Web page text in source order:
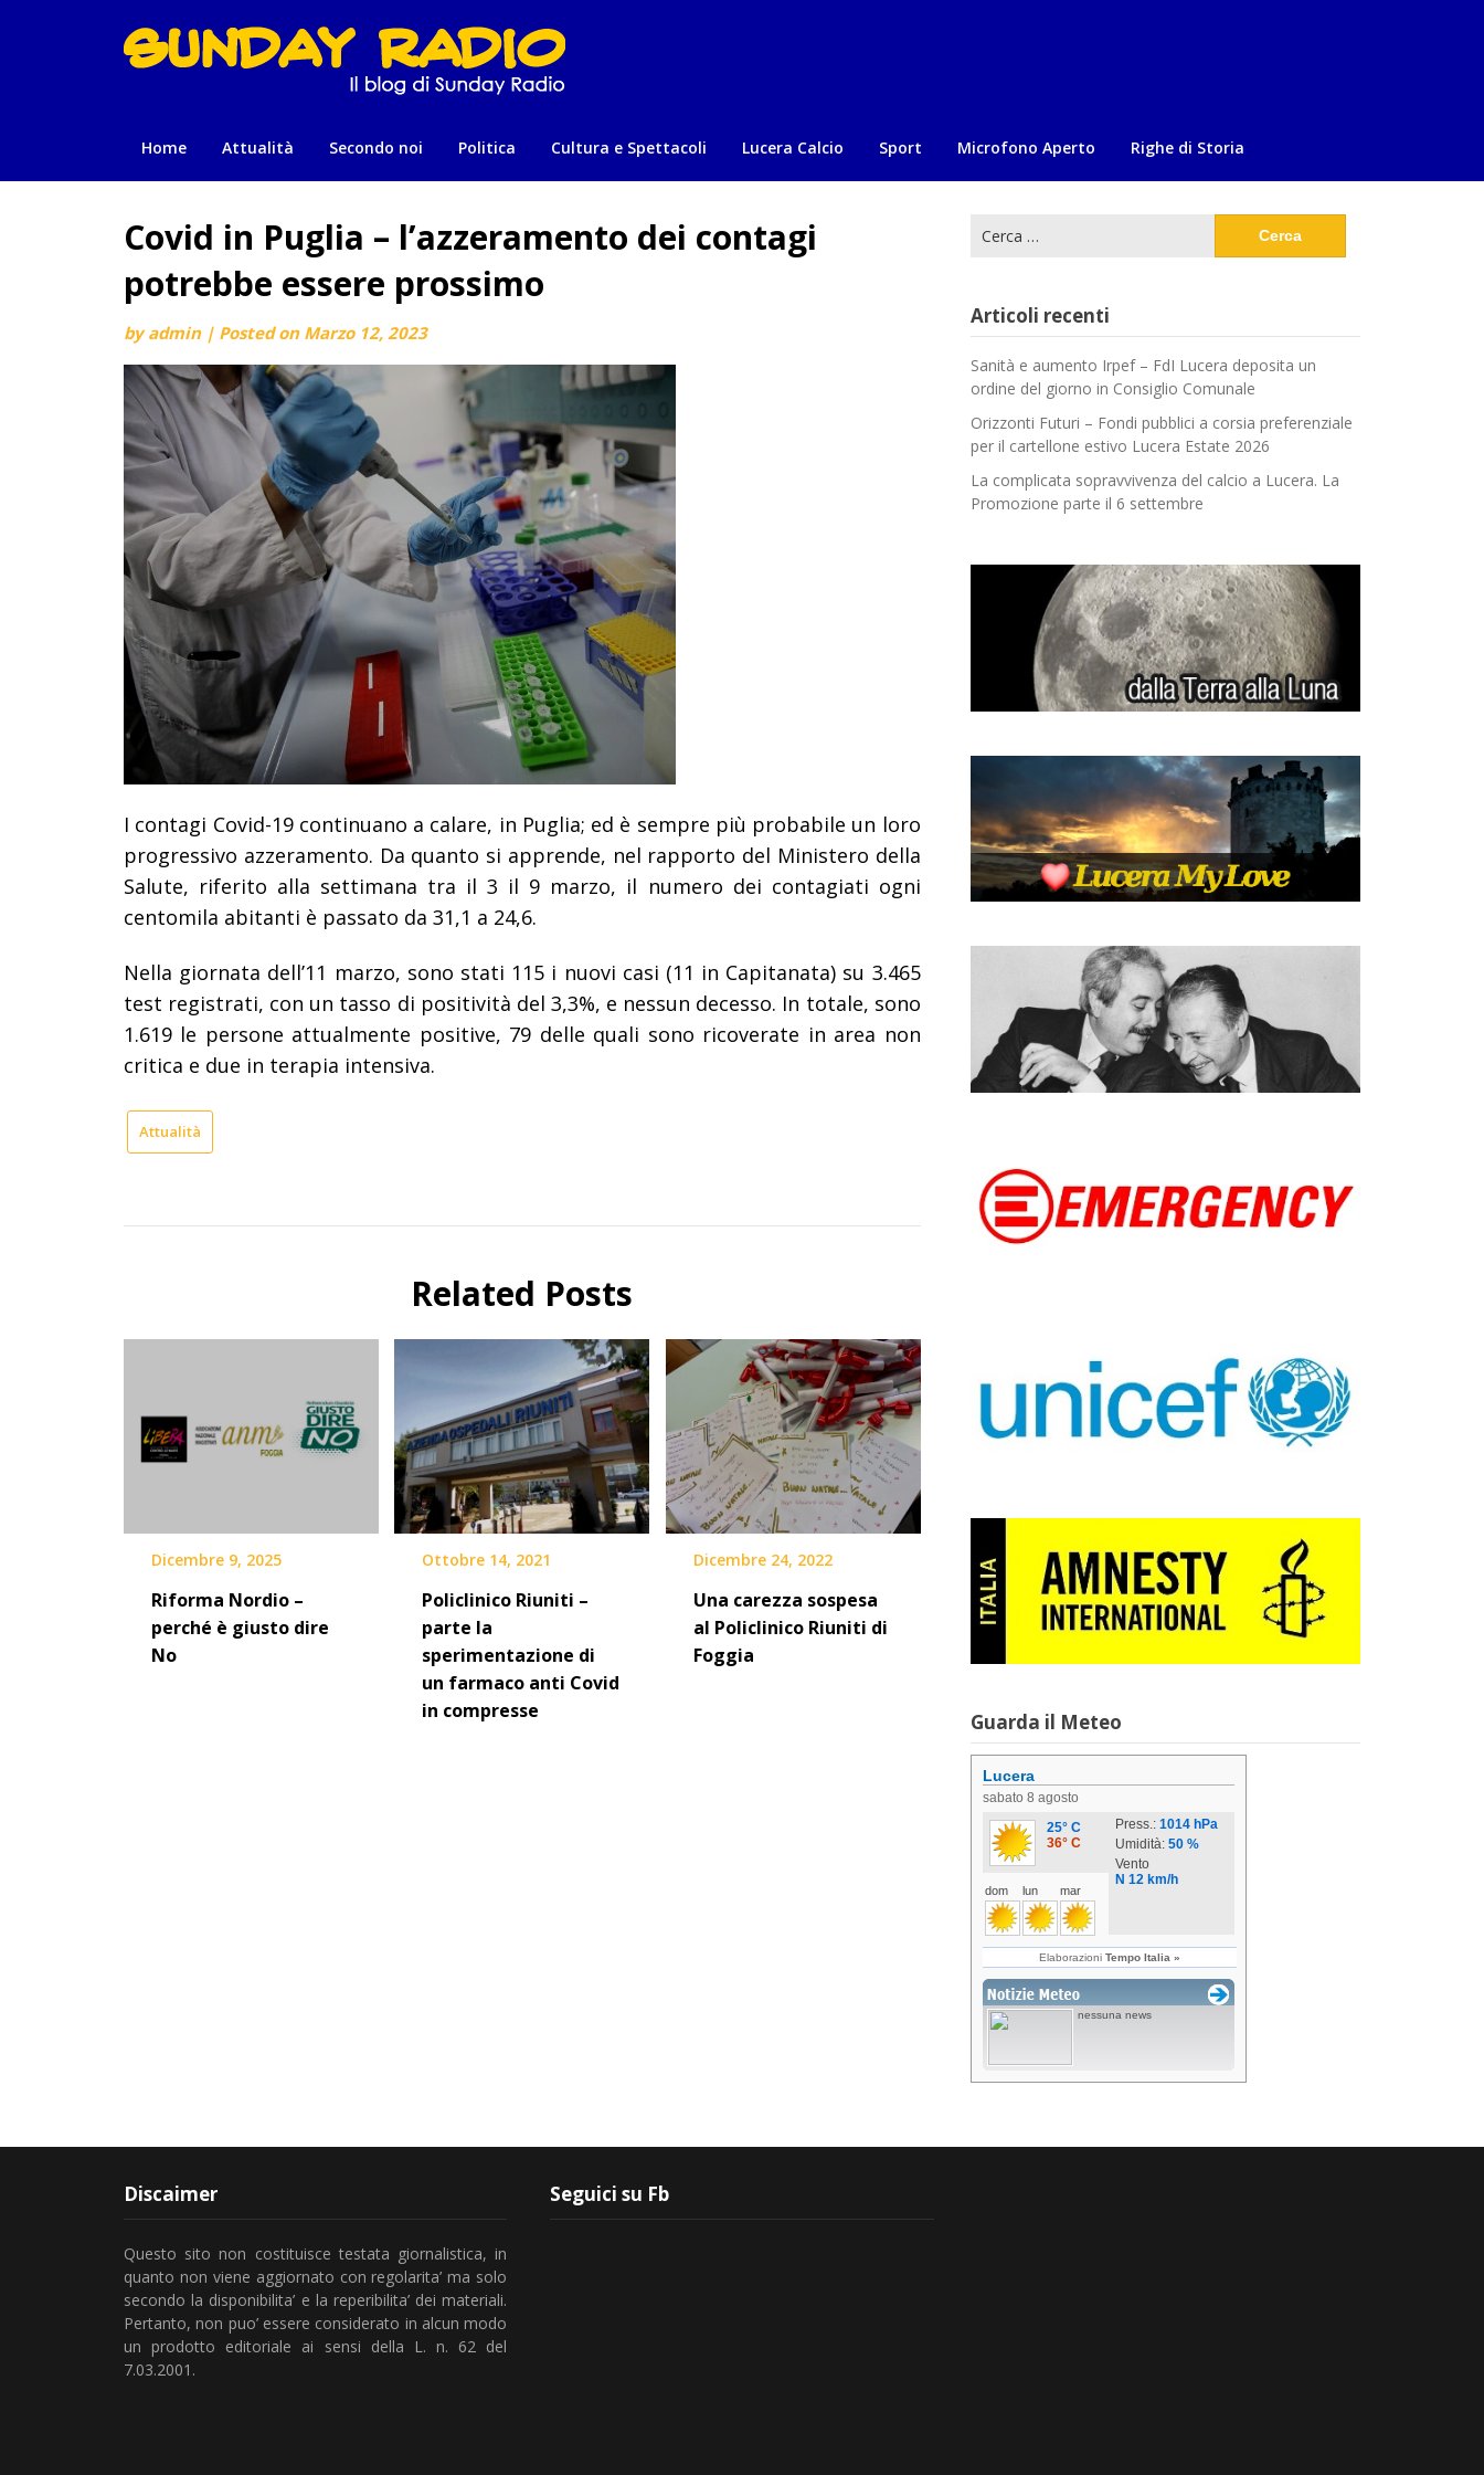
Home Attualità Secondo noi Politica Cultura e Spettacoli Lucera Calcio Sport Microfono Aperto Righe di Storia
Covid in Puglia – l’azzeramento dei contagi
potrebbe essere prossimo
byadmin | Posted on Marzo 12, 2023
I contagi Covid-19 continuano a calare, in Puglia; ed è sempre più probabile un loro
progressivo azzeramento. Da quanto si apprende, nel rapporto del Ministero della
Salute, riferito alla settimana tra il 3 il 9 marzo, il numero dei contagiati ogni
centomila abitanti è passato da 31,1 a 24,6.
Nella giornata dell’11 marzo, sono stati 115 i nuovi casi (11 in Capitanata) su 3.465
test registrati, con un tasso di positività del 3,3%, e nessun decesso. In totale, sono
1.619 le persone attualmente positive, 79 delle quali sono ricoverate in area non
critica e due in terapia intensiva.
Attualità
Related Posts
Dicembre 9, 2025
Riforma Nordio –
perché è giusto dire
No
Ottobre 14, 2021
Policlinico Riuniti –
parte la
sperimentazione di
un farmaco anti Covid
in compresse
Dicembre 24, 2022
Una carezza sospesa
al Policlinico Riuniti di
Foggia
per:
Articoli recenti
Sanità e aumento Irpef – FdI Lucera deposita un
ordine del giorno in Consiglio Comunale
Orizzonti Futuri – Fondi pubblici a corsia preferenziale
per il cartellone estivo Lucera Estate 2026
La complicata sopravvivenza del calcio a Lucera. La
Promozione parte il 6 settembre
Guarda il Meteo
Discaimer
Questo sito non costituisce testata giornalistica, in
quanto non viene aggiornato con regolarita’ ma solo
secondo la disponibilita’ e la reperibilita’ dei materiali.
Pertanto, non puo’ essere considerato in alcun modo
un prodotto editoriale ai sensi della L. n. 62 del
7.03.2001.
Seguici su Fb